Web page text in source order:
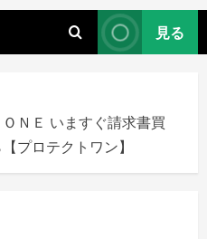
見る
ＮＥ いますぐ請求書買
プロテクトワン】